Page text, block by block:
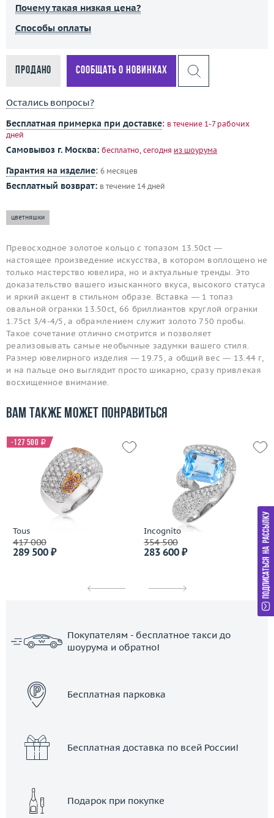
Почему такая низкая цена?
Способы оплаты
Продано Сообщать о новинках
Остались вопросы?
Бесплатная примерка при доставке: в течение 1-7 рабочих
дней
Самовывоз г. Москва: бесплатно, сегодня из шоурума
Гарантия на изделие: 6 месяцев
Бесплатный возврат: в течение 14 дней
цветняшки
Превосходное золотое кольцо с топазом 13.50ct —
настоящее произведение искусства, в котором воплощено не
только мастерство ювелира, но и актуальные тренды. Это
доказательство вашего изысканного вкуса, высокого статуса
и яркий акцент в стильном образе. Вставка — 1 топаз
овальной огранки 13.50ct, 66 бриллиантов круглой огранки
1.75ct 3/4-4/5, а обрамлением служит золото 750 пробы.
Такое сочетание отлично смотрится и позволяет
реализовывать самые необычные задумки вашего стиля.
Размер ювелирного изделия — 19.75, а общий вес — 13.44 г,
и на пальце оно выглядит просто шикарно, сразу привлекая
восхищенное внимание.
Вам также может понравиться
Tous
417 000
289 500 ₽
-127 500 i
Incognito
354 500
283 600 ₽
Покупателям - бесплатное такси до
шоурума и обратно!
Бесплатная парковка
Бесплатная доставка по всей России!
Подарок при покупке